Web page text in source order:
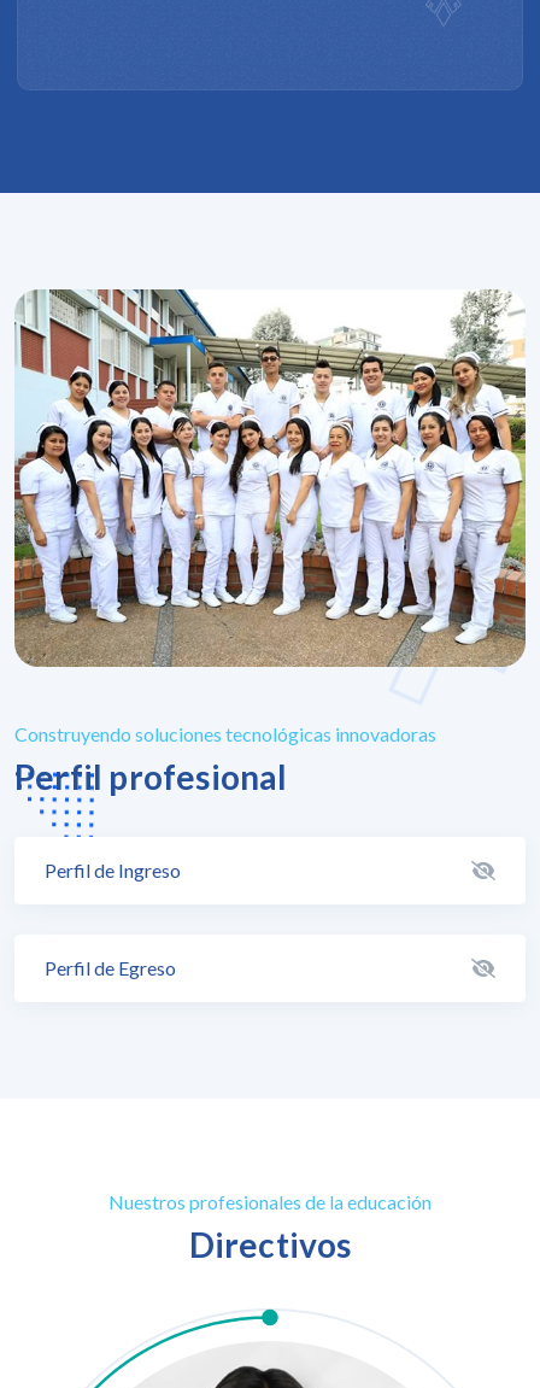
Construyendo soluciones tecnológicas innovadoras
Perfil profesional
Perfil de Ingreso
Perfil de Egreso
Nuestros profesionales de la educación
Directivos